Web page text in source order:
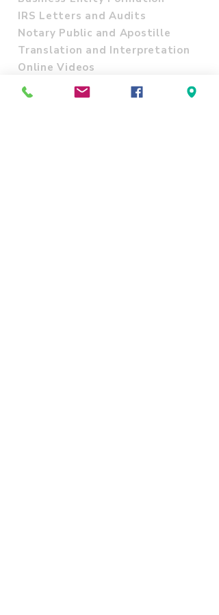
IRS Letters and Audits
Notary Public and Apostille
Translation and Interpretation
Online Videos
ITIN Acceptance Agent